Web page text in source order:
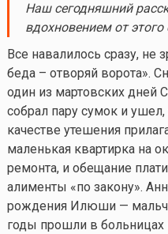
Наш сегодняшний
вдохновением от этого
Все навалилось сразу, не
беда – отворяй ворота».
один из мартовских дней
собрал пару сумок и
качестве утешения
маленькая квартирка на
ремонта, и обещание
алименты «по закону».
рождения Илюши —
годы прошли в больницах